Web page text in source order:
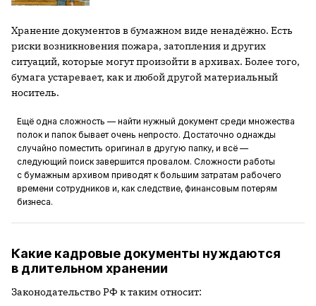
Хранение документов в бумажном виде ненадёжно. Есть
риски возникновения пожара, затопления и других
ситуаций, которые могут произойти в архивах. Более того,
бумага устаревает, как и любой другой материальный
носитель.
Ещё одна сложность — найти нужный документ среди множества
полок и папок бывает очень непросто. Достаточно однажды
случайно поместить оригинал в другую папку, и всё —
следующий поиск завершится провалом. Сложности работы
с бумажным архивом приводят к большим затратам рабочего
времени сотрудников и, как следствие, финансовым потерям
бизнеса.
Какие кадровые документы нуждаются
в длительном хранении
Законодательство РФ к таким относит: